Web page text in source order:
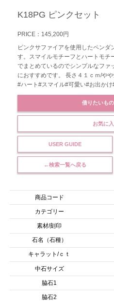
K18PG ピンクセット
PRICE：145,200円
ピンクサファイアを使用したペン
す。スマイルモチーフとハートモチ
でまとめているのでシンプルなファ
におすすめです。 長さ４１ｃｍ/や
#ハート#スマイル#可愛い#お出かけ
借りたいも
お気に
USER GUIDE
←検索一覧へ戻る
商品コード
カテゴリー
素材/刻印
石名（石種）
キャラット/ｃｔ
中石サイズ
脇石1
脇石2